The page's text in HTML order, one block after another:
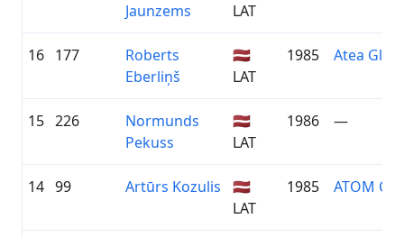
Jaunzems
LAT
16 177
Roberts
Eberliņš
🇱🇻
LAT
1985 Atea
15 226
Normunds
Pekuss
🇱🇻
LAT
1986 —
14 99 Artūrs Kozulis
🇱🇻
LAT
1985 ATOM